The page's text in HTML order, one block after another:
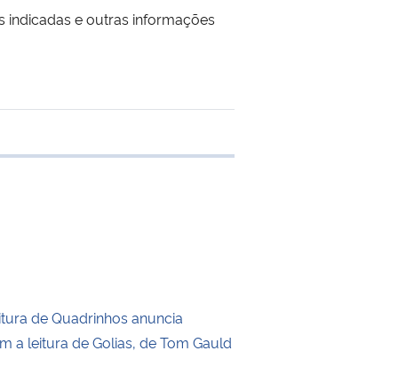
indicadas e outras informações
transferência
de Quadrinhos anuncia
a leitura de Golias, de Tom Gauld